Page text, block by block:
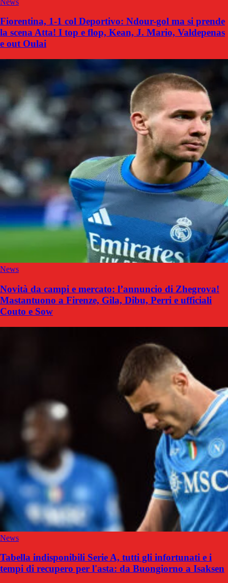
Fiorentina, 1-1 col Deportivo: Ndour-gol ma si prende
la scena Atta! I top e flop, Kean, J. Mario, Valdepenas
e out Oulai
News
Novità da campi e mercato: l’annuncio di Zhegrova!
Mastantuono a Firenze, Gila, Dibu, Perri e ufficiali
Couto e Sow
News
Tabella indisponibili Serie A, tutti gli infortunati e i
tempi di recupero per l'asta: da Buongiorno a Isaksen